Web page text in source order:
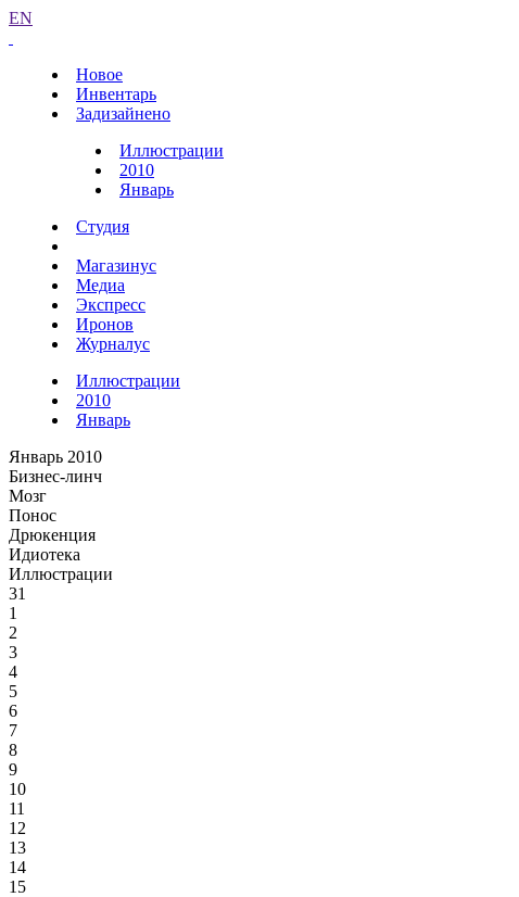
EN
Новое
Инвентарь
Задизайнено
Иллюстрации
2010
Январь
Студия
Магазинус
Медиа
Экспресс
Иронов
Журналус
Иллюстрации
2010
Январь
Январь 2010
Бизнес-линч
Мозг
Понос
Дрюкенция
Идиотека
Иллюстрации
31
1
2
3
4
5
6
7
8
9
10
11
12
13
14
15